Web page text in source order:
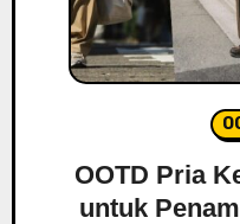
OOTD Pria
untuk